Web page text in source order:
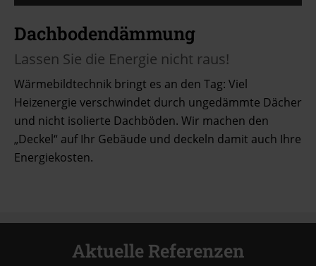
Dachbodendämmung
Lassen Sie die Energie nicht raus!
Wärmebildtechnik bringt es an den Tag: Viel
Heizenergie verschwindet durch ungedämmte Dächer
und nicht isolierte Dachböden. Wir machen den
„Deckel“ auf Ihr Gebäude und deckeln damit auch Ihre
Energiekosten.
Aktuelle Referenzen